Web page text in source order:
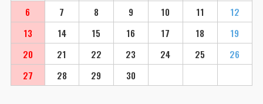
6
7 8 9 10 11
12
13
14 15 16 17 18
19
20
21 22 23 24 25
26
27
28 29 30